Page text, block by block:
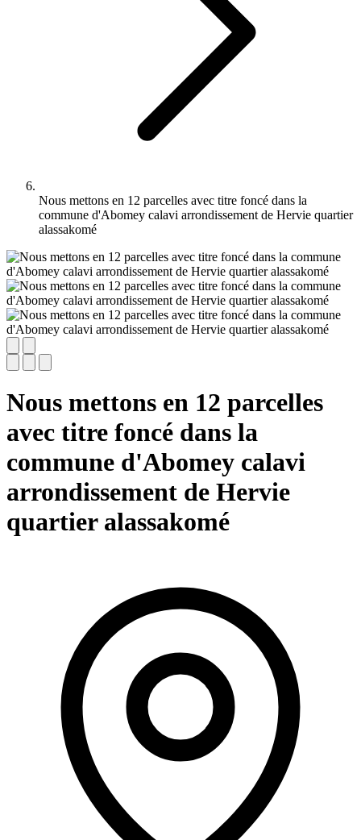
Nous mettons en 12 parcelles avec titre foncé dans la
commune d'Abomey calavi arrondissement de Hervie quartier
alassakomé
Nous mettons en 12 parcelles
avec titre foncé dans la
commune d'Abomey calavi
arrondissement de Hervie
quartier alassakomé